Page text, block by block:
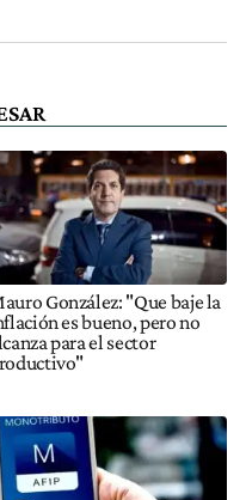
González: "Que baje la
es bueno, pero no
para el sector